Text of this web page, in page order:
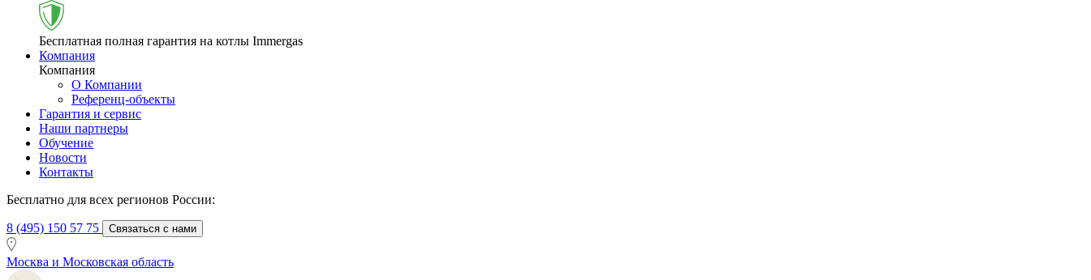
Бесплатная полная гарантия на котлы Immergas
Компания
Компания
О Компании
Референц-объекты
Гарантия и сервис
Наши партнеры
Обучение
Новости
Контакты
Бесплатно для всех регионов России:
8 (495) 150 57 75 Связаться с нами
Москва и Московская область